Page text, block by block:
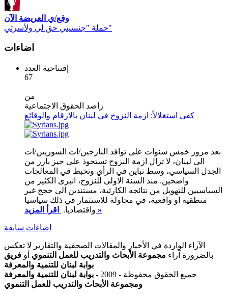
وقع/ي العريضة الآن
حملة "جنسيتي حق لي ولأسرتي"
اضاءات
إفتتاحية العدد
67
من
راصد الحقوق الاجتماعية
كفى استغلالاً: ازمة النزوح في لبنان بالارقام والوقائع
بعد مرور خمس سنوات على توافد النازحين/ات السوريين/ات
الى لبنان، لا تزال ازمة النزوح تستحوذ على حيز بارز من
الجدل السياسي، وسط تباين في الرأي وتخبط في المعالجات
واضحين. منذ السنة الاولى للنزوح، انبرى الكثير من
السياسيين للتهويل من نتائجه الكارثية، مستندين الى حجج غير
منطقية او واقعية، في محاولة للاستثمار في ذلك سياسيا
واقتصاديا. اقرأ المزيد »
اضاءات سابقة
الآراء الواردة في الأخبار والمقالات الصحفية والتقارير لا تعكس
بالضرورة آراء مجموعة الأبحاث والتدريب للعمل التنموي أو فريق
بوابة لبنان للتنمية والمعرفة
جميع الحقوق محفوظة - 2009 -
بوابة لبنان للتنمية والمعرفة
ومجموعة الأبحاث والتدريب للعمل التنموي